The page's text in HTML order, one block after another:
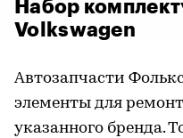
Набор
Volkswagen
Автозапчасти
элементы для
указанного бренда.